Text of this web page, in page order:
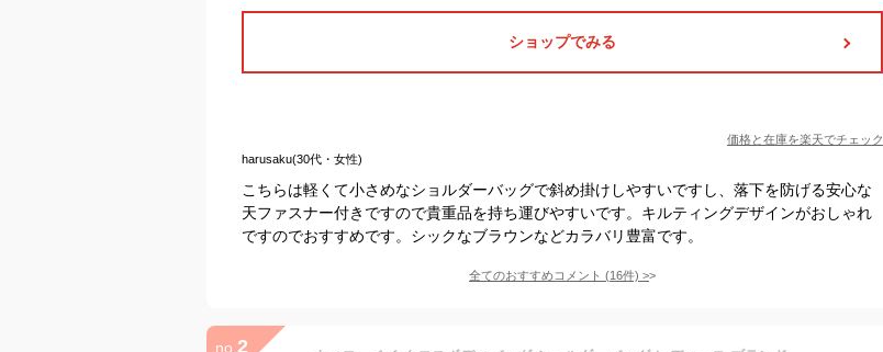
ショップでみる
価格と在庫を楽天でチェック
harusaku(30代・女性)
こちらは軽くて小さめなショルダーバッグで斜め掛けしやすいですし、落下を防げる安心な
天ファスナー付きですので貴重品を持ち運びやすいです。キルティングデザインがおしゃれ
ですのでおすすめです。シックなブラウンなどカラバリ豊富です。
全てのおすすめコメント (16件) >
no. 2